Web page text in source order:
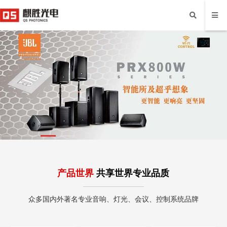
产品世界 共享世界专业品质
众多国内外著名专业音响、灯光、会议、控制系统品牌